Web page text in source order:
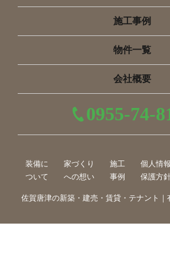
施工事例
物件一覧
会社概要
0955-74-
装備に
ついて
家づくり
への想い
施工
事例
個人情報
保護方
佐賀唐津の新築・建売・賃貸・テナント｜